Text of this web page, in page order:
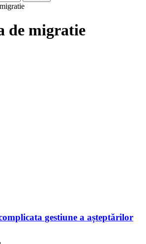
de migratie
gestiune a așteptărilor